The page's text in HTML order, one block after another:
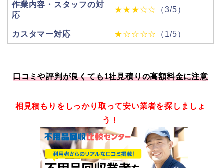
作業内容・スタッフの対
応
★★★☆☆ （3/5）
カスタマー対応 ★☆☆☆☆ （1/5）
口コミや評判が良くても1社見積りの高額料金に注意
相見積もりをしっかり取って安い業者を探しましょ
う！